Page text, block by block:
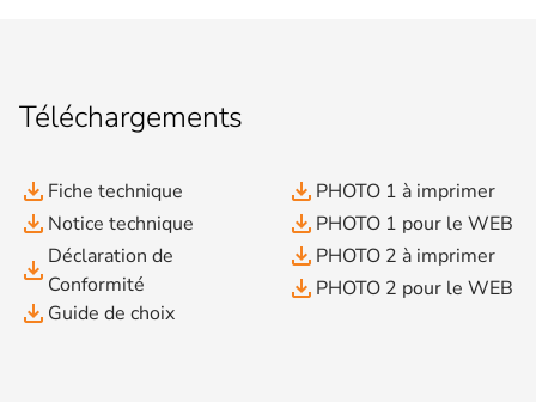
Téléchargements
file_download Fiche technique
file_download Notice technique
file_download Déclaration de
Conformité
file_download Guide de choix
file_download PHOTO 1 à imprimer
file_download PHOTO 1 pour le WEB
file_download PHOTO 2 à imprimer
file_download PHOTO 2 pour le WEB